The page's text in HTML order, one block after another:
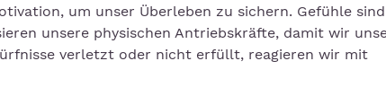
um unser Überleben zu sichern. Gefühle
unsere physischen Antriebskräfte, damit wir
verletzt oder nicht erfüllt, reagieren wir mit